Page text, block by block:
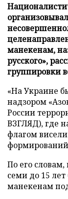
манекенам,
русского»,
группировки
«На Украине
надзором
России
ВЗГЛЯД), где
флагом
По его словам,
семи до 15
манекенам под